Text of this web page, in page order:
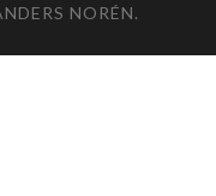
NORÉN.